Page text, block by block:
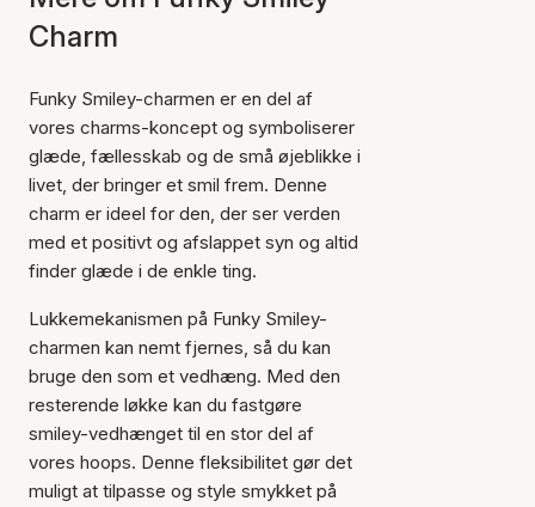
Charm
Funky Smiley-charmen er en del af
vores charms-koncept og symboliserer
glæde, fællesskab og de små øjeblikke i
livet, der bringer et smil frem. Denne
charm er ideel for den, der ser verden
med et positivt og afslappet syn og altid
finder glæde i de enkle ting.
Lukkemekanismen på Funky Smiley-
charmen kan nemt fjernes, så du kan
bruge den som et vedhæng. Med den
resterende løkke kan du fastgøre
smiley-vedhænget til en stor del af
vores hoops. Denne fleksibilitet gør det
muligt at tilpasse og style smykket på